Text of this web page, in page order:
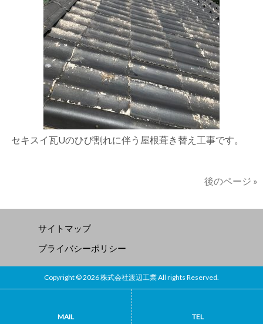
セキスイ瓦Uのひび割れに伴う屋根葺き替え工事です。
後のページ »
サイトマップ
プライバシーポリシー
Copyright © 2026 株式会社渡辺工業 All rights Reserved.
MAIL TEL